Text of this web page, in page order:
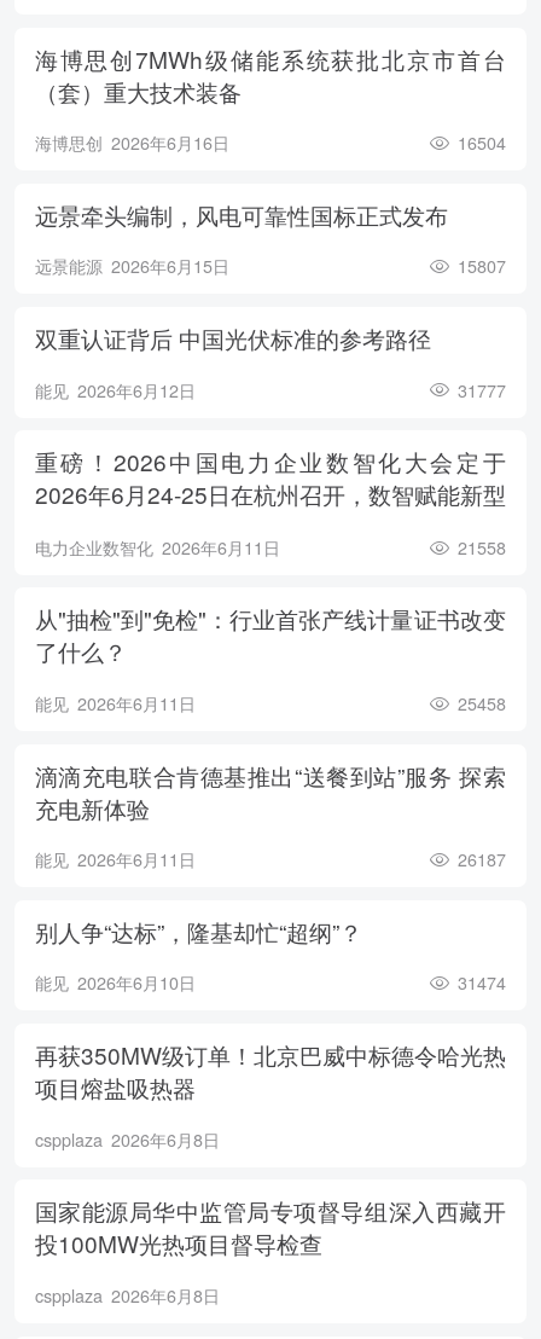
海博思创7MWh级储能系统获批北京市首台
（套）重大技术装备
海博思创 2026年6月16日 16504
远景牵头编制，风电可靠性国标正式发布
远景能源 2026年6月15日 15807
双重认证背后 中国光伏标准的参考路径
能见 2026年6月12日 31777
重磅！2026中国电力企业数智化大会定于
2026年6月24-25日在杭州召开，数智赋能新型
电力企业数智化 2026年6月11日 21558
从"抽检"到"免检"：行业首张产线计量证书改变
了什么？
能见 2026年6月11日 25458
滴滴充电联合肯德基推出“送餐到站”服务 探索
充电新体验
能见 2026年6月11日 26187
别人争“达标”，隆基却忙“超纲”？
能见 2026年6月10日 31474
再获350MW级订单！北京巴威中标德令哈光热
项目熔盐吸热器
cspplaza 2026年6月8日
国家能源局华中监管局专项督导组深入西藏开
投100MW光热项目督导检查
cspplaza 2026年6月8日